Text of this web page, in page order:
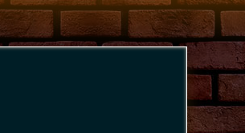
EDIT譜面